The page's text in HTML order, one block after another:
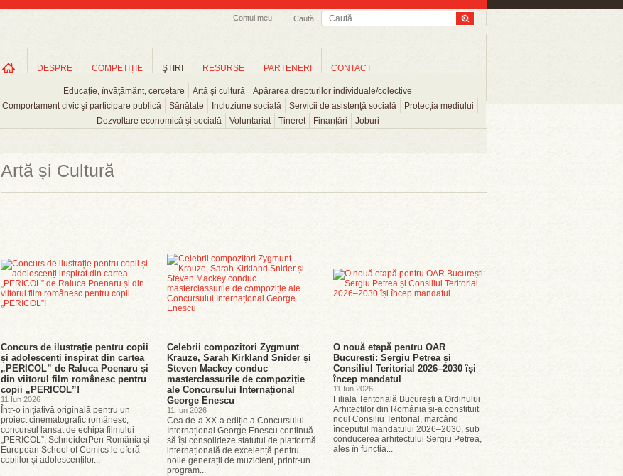
Caută
Contul meu
DESPRE COMPETIȚIE ŞTIRI
Educație, învățământ, cercetare Artă şi cultură
Apărarea drepturilor individuale/colective
Comportament civic şi participare publică
Sănătate Incluziune socială Servicii de asistență socială
Protecția mediului
Dezvoltare economică şi socială
Voluntariat Tineret Finanțări Joburi
RESURSE PARTENERI CONTACT
Artă și Cultură
Concurs de ilustrație pentru copii
și adolescenți inspirat din cartea
„PERICOL” de Raluca Poenaru și
din viitorul film românesc pentru
copii „PERICOL”!
11 Iun 2026
Într-o inițiativă originală pentru un
proiect cinematografic românesc,
concursul lansat de echipa filmului
„PERICOL”, SchneiderPen România și
European School of Comics le oferă
copiilor și adolescenților...
Celebrii compozitori Zygmunt
Krauze, Sarah Kirkland Snider și
Steven Mackey conduc
masterclassurile de compoziție
ale Concursului Internațional
George Enescu
11 Iun 2026
Cea de-a XX-a ediție a Concursului
Internațional George Enescu continuă
să își consolideze statutul de platformă
internațională de excelență pentru
noile generații de muzicieni, printr-un
program...
O nouă etapă pentru OAR
București: Sergiu Petrea și
Consiliul Teritorial 2026–2030 își
încep mandatul
11 Iun 2026
Filiala Teritorială București a Ordinului
Arhitecților din România și-a constituit
noul Consiliu Teritorial, marcând
începutul mandatului 2026–2030, sub
conducerea arhitectului Sergiu Petrea,
ales în funcția...